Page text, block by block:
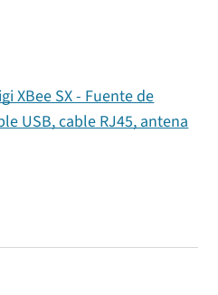
XBee SX - Fuente de
USB, cable RJ45, antena